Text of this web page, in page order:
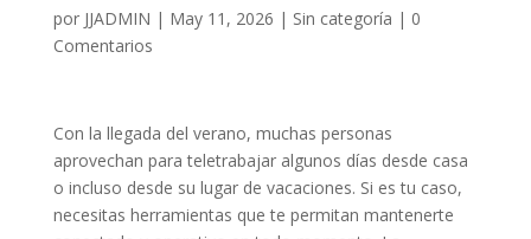
por JJADMIN | May 11, 2026 | Sin categoría | 0
Comentarios
Con la llegada del verano, muchas personas
aprovechan para teletrabajar algunos días desde casa
o incluso desde su lugar de vacaciones. Si es tu caso,
necesitas herramientas que te permitan mantenerte